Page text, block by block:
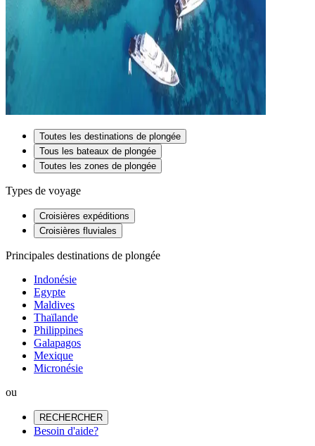
Toutes les destinations de plongée
Tous les bateaux de plongée
Toutes les zones de plongée
Types de voyage
Croisières expéditions
Croisières fluviales
Principales destinations de plongée
Indonésie
Egypte
Maldives
Thaïlande
Philippines
Galapagos
Mexique
Micronésie
ou
RECHERCHER
Besoin d'aide?